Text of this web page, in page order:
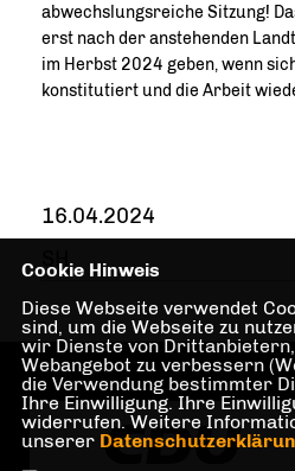
abwechslungsreiche Sitzung!
erst nach der anstehenden
im Herbst 2024 geben, wenn
konstitutiert und die Arbeit
16.04.2024
SH
Cookie Hinweis
Diese Webseite verwendet
sind, um die Webseite zu
wir Dienste von
Webangebot zu verbessern
die Verwendung bestimmter
Ihre Einwilligung. Ihre
widerrufen. Weitere
unserer